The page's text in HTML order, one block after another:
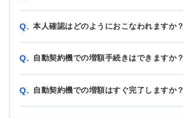
Q. 本人確認はどのようにおこなわれますか？
Q. 自動契約機での増額手続きはできますか？
Q. 自動契約機での増額はすぐ完了しますか？